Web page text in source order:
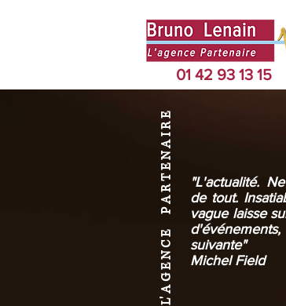
01 42 93 13 15
"L'actualité.
de tout.
vague laisse
suivante"
Michel Field
L' A G E N C E P A R T E N A I R E